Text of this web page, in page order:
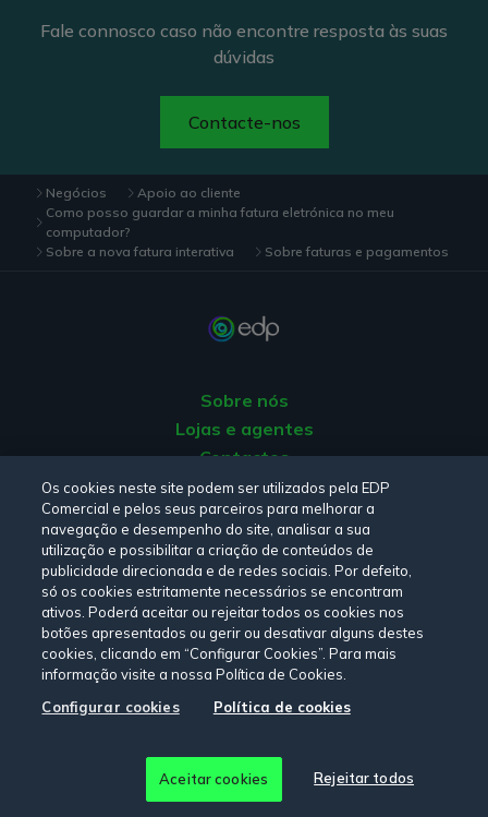
Fale connosco caso não encontre resposta às suas
dúvidas
Contacte-nos
Negócios
Apoio ao cliente
Como posso guardar a minha fatura eletrónica no meu
computador?
Sobre a nova fatura interativa
Sobre faturas e pagamentos
Sobre nós
Lojas e agentes
Contactos
Apoio ao Cliente
Origem da energia
Livro de Reclamações
Consulte a nossaPolítica de privacidade, Política de cookies
Termos e CondiçõeseDeclaração de Acessibilidade.
© Copyright 2026 - EDP Comercial. Todos os direitos
reservados
Os cookies neste site podem ser utilizados pela EDP
Comercial e pelos seus parceiros para melhorar a
navegação e desempenho do site, analisar a sua
utilização e possibilitar a criação de conteúdos de
publicidade direcionada e de redes sociais. Por defeito,
só os cookies estritamente necessários se encontram
ativos. Poderá aceitar ou rejeitar todos os cookies nos
botões apresentados ou gerir ou desativar alguns destes
cookies, clicando em “Configurar Cookies”. Para mais
informação visite a nossa Política de Cookies.
Configurar cookies
Política de cookies
Rejeitar todos
Aceitar cookies